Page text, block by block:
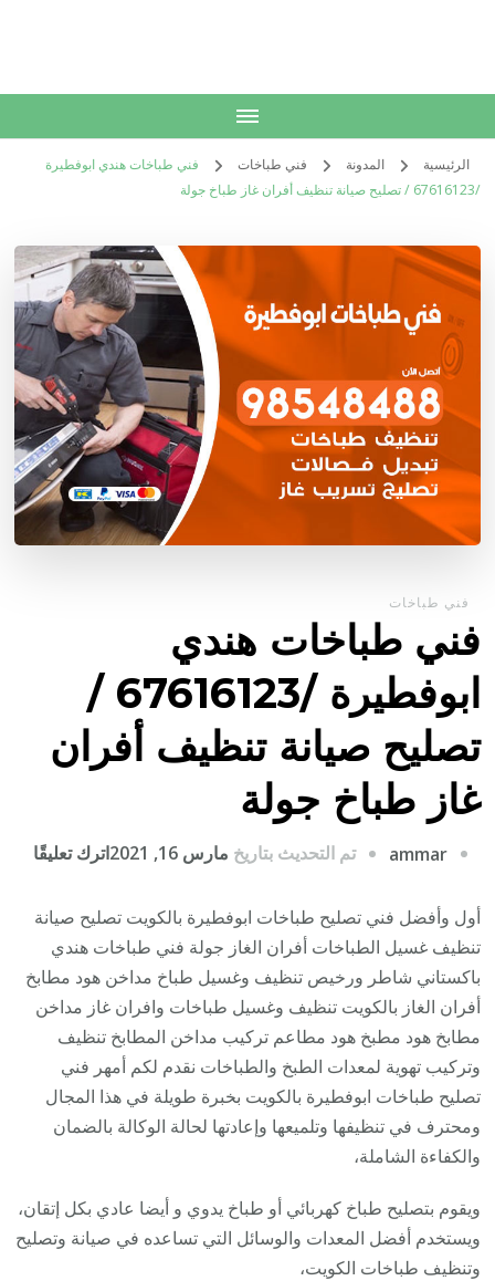
الرئيسية المدونة فني طباخات
فني طباخات هندي ابوفطيرة
/67616123 / تصليح صيانة تنظيف أفران غاز طباخ جولة
فني طباخات
فني طباخات هندي
ابوفطيرة /67616123 /
تصليح صيانة تنظيف أفران
غاز طباخ جولة
ammar تم التحديث بتاريخ مارس 16, 2021 اترك تعليقًا
أول وأفضل فني تصليح طباخات ابوفطيرة بالكويت تصليح صيانة
تنظيف غسيل الطباخات أفران الغاز جولة فني طباخات هندي
باكستاني شاطر ورخيص تنظيف وغسيل طباخ مداخن هود مطابخ
أفران الغاز بالكويت تنظيف وغسيل طباخات وافران غاز مداخن
مطابخ هود مطبخ هود مطاعم تركيب مداخن المطابخ تنظيف
وتركيب تهوية لمعدات الطبخ والطباخات نقدم لكم أمهر فني
تصليح طباخات ابوفطيرة بالكويت بخبرة طويلة في هذا المجال
ومحترف في تنظيفها وتلميعها وإعادتها لحالة الوكالة بالضمان
والكفاءة الشاملة،
ويقوم بتصليح طباخ كهربائي أو طباخ يدوي و أيضا عادي بكل إتقان،
ويستخدم أفضل المعدات والوسائل التي تساعده في صيانة وتصليح
وتنظيف طباخات الكويت،